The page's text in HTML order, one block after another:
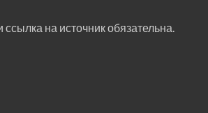
на источник обязательна.